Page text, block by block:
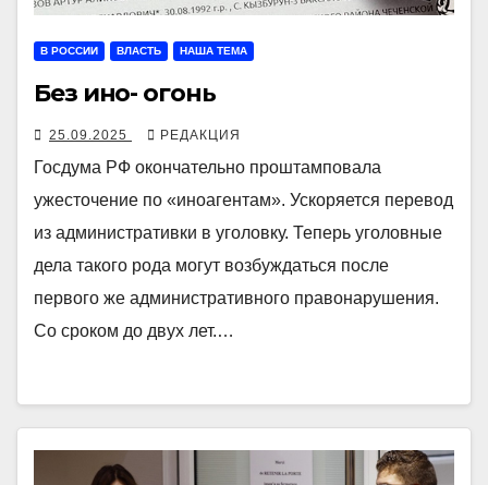
В РОССИИ ВЛАСТЬ НАША ТЕМА
Без ино- огонь
25.09.2025 РЕДАКЦИЯ
Госдума РФ окончательно проштамповала
ужесточение по «иноагентам». Ускоряется перевод
из административки в уголовку. Теперь уголовные
дела такого рода могут возбуждаться после
первого же административного правонарушения.
Со сроком до двух лет.…